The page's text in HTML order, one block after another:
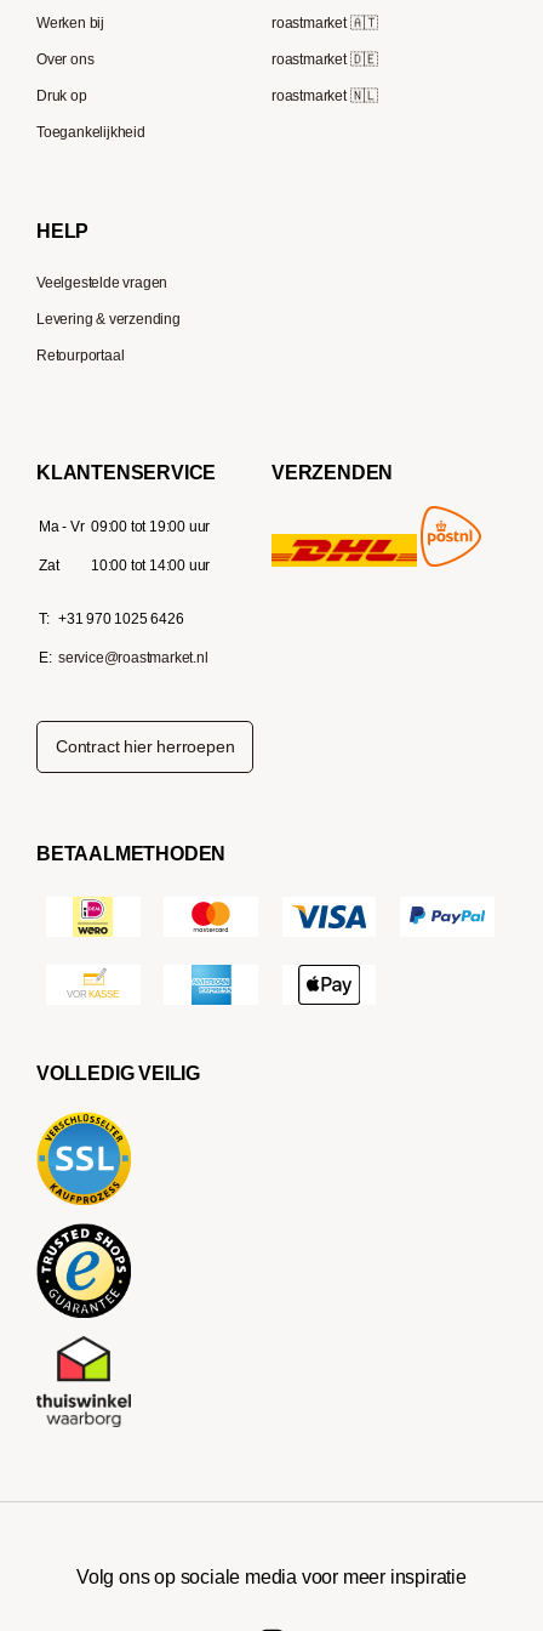
Berliner Kaffeerösterei
Speicherstadt Kaffee
Supremo
Moccamaster
Werken bij
Over ons
Druk op
Toegankelijkheid
roastmarket 🇦🇹
roastmarket 🇩🇪
roastmarket 🇳🇱
HELP
Veelgestelde vragen
Levering & verzending
Retourportaal
KLANTENSERVICE
Ma - Vr 09:00 tot 19:00 uur
Zat 10:00 tot 14:00 uur
T: +31 970 1025 6426
E: service@roastmarket.nl
VERZENDEN
Contract hier herroepen
BETAALMETHODEN
VOLLEDIG VEILIG
Volg ons op sociale media voor meer inspiratie